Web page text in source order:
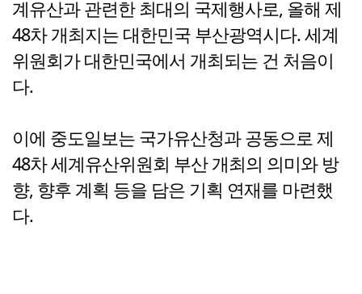
계유산과 관련한 최대의 국제행사로, 올해 제
48차 개최지는 대한민국 부산광역시다. 세계
위원회가 대한민국에서 개최되는 건 처음이
다.
이에 중도일보는 국가유산청과 공동으로 제
48차 세계유산위원회 부산 개최의 의미와 방
향, 향후 계획 등을 담은 기획 연재를 마련했
다.